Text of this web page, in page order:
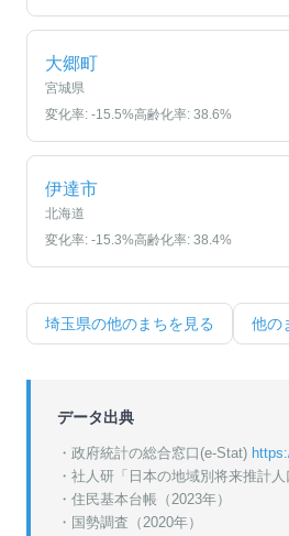
大郷町
宮城県
変化率: -15.5%高齢化率: 38.6%
伊達市
北海道
変化率: -15.3%高齢化率: 38.4%
埼玉県の他のまちを見る 他の
データ出典
・政府統計の総合窓口(e-Stat)
・ 社人研「日本の地域別将来推計人
・ 住民基本台帳（2023年）
・ 国勢調査（2020年）